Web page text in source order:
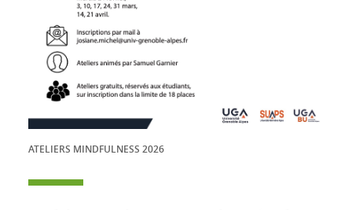
ATELIERS MINDFULNESS 2026